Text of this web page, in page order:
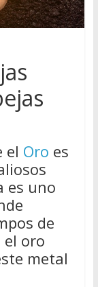
el Oro es
es uno
de
el oro
metal